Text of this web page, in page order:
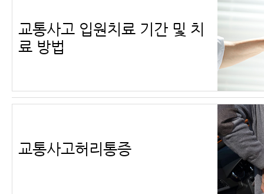
교통사고 입원치료 기간 및 치
료 방법
교통사고허리통증